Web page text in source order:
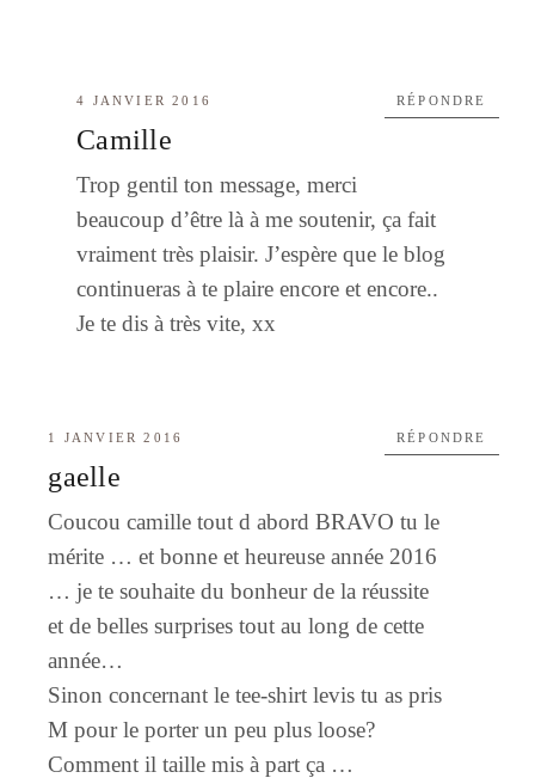
4 JANVIER 2016
Camille
Trop gentil ton message, merci
beaucoup d’être là à me soutenir, ça fait
vraiment très plaisir. J’espère que le blog
continueras à te plaire encore et encore..
Je te dis à très vite, xx
RÉPONDRE
1 JANVIER 2016
gaelle
Coucou camille tout d abord BRAVO tu le
mérite … et bonne et heureuse année 2016
… je te souhaite du bonheur de la réussite
et de belles surprises tout au long de cette
année…
Sinon concernant le tee-shirt levis tu as pris
M pour le porter un peu plus loose?
Comment il taille mis à part ça …
RÉPONDRE